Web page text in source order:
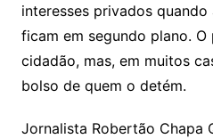
interesses privados
ficam em segundo plano.
cidadão, mas, em muitos
bolso de quem o detém.
Jornalista Robertão Chapa